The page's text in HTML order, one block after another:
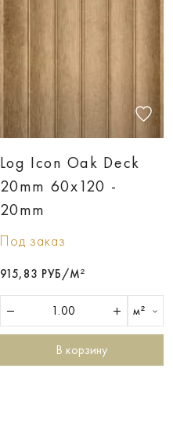
Log Icon Oak Deck
20mm 60х120 -
20mm
Под заказ
915,83 РУБ/М²
м²
В корзину